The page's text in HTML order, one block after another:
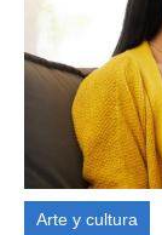
Arte y cultura